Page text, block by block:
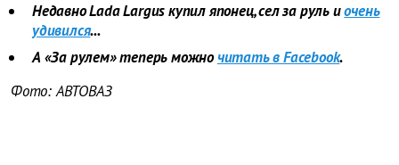
Недавно Lada Largus купил японец, сел за руль иочень
удивился...
А «За рулем» теперь можно читать в Facebook.
Фото: АВТОВАЗ